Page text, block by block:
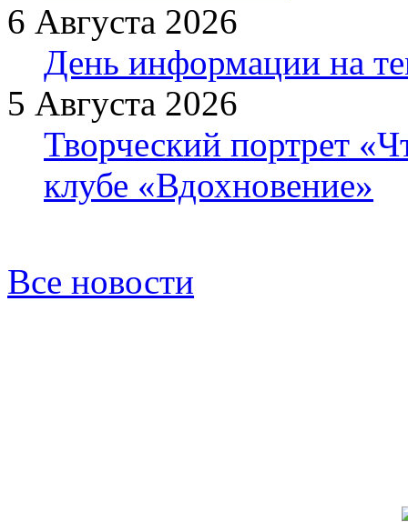
6 Августа 2026
День информации на
5 Августа 2026
Творческий портрет
клубе «Вдохновение»
Все новости